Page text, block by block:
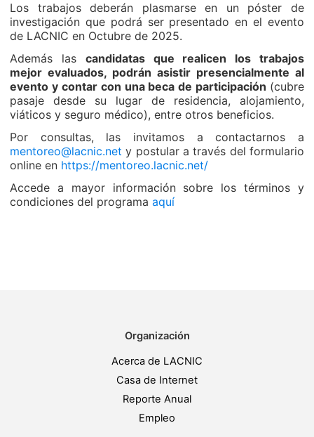
Los trabajos deberán plasmarse en un póster de
investigación que podrá ser presentado en el evento
de LACNIC en Octubre de 2025.
Además las candidatas que realicen los trabajos
mejor evaluados, podrán asistir presencialmente al
evento y contar con una beca de participación (cubre
pasaje desde su lugar de residencia, alojamiento,
viáticos y seguro médico), entre otros beneficios.
Por consultas, las invitamos a contactarnos a
mentoreo@lacnic.net y postular a través del formulario
online en https://mentoreo.lacnic.net/
Accede a mayor información sobre los términos y
condiciones del programa aquí
Organización
Acerca de LACNIC
Casa de Internet
Reporte Anual
Empleo